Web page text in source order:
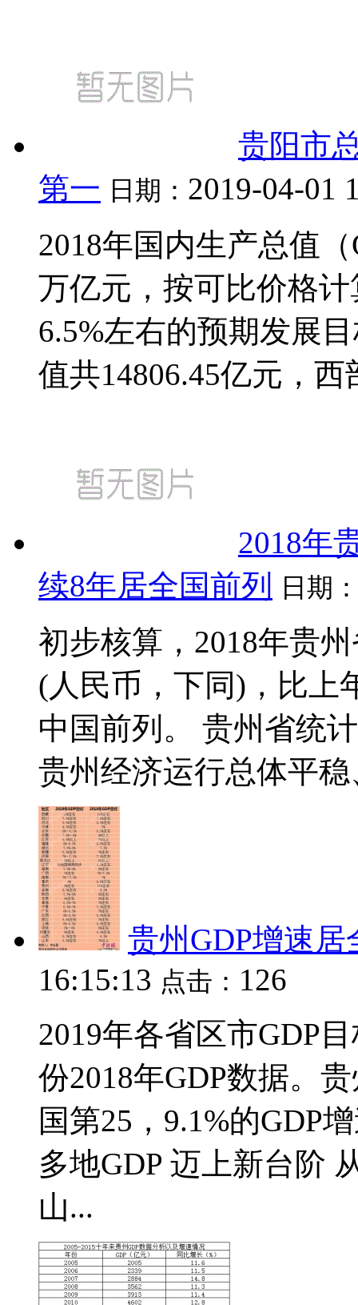
贵阳市
第一 日期： 2019-04-01
2018年国内生产总值
万亿元，按可比价格
6.5%左右的预期发展
值共14806.45亿元，
2018年
续8年居全国前列
日期
初步核算，2018年贵
(人民币，下同)，比上
中国前列。 贵州省统
贵州经济运行总体平
贵州GDP增速居
16:15:13 点击： 126
2019年各省区市GDP
份2018年GDP数据。
国第25，9.1%的GDP
多地GDP 迈上新台阶
山...